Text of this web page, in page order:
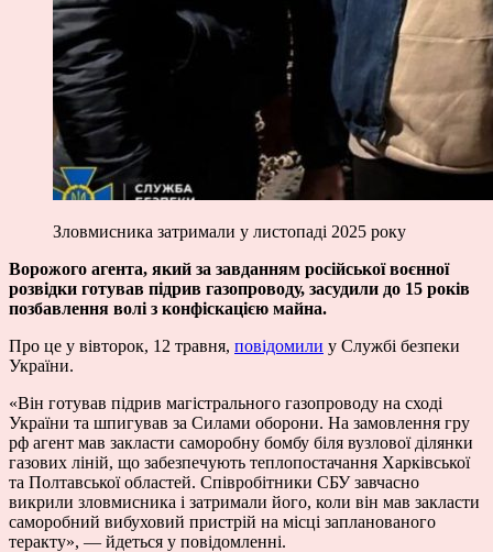
Зловмисника затримали у листопаді 2025 року
Ворожого агента, який за завданням російської воєнної
розвідки готував підрив газопроводу, засудили до 15 років
позбавлення волі з конфіскацією майна.
Про це у вівторок, 12 травня, повідомили у Службі безпеки
України.
«Він готував підрив магістрального газопроводу на сході
України та шпигував за Силами оборони. На замовлення гру
рф агент мав закласти саморобну бомбу біля вузлової ділянки
газових ліній, що забезпечують теплопостачання Харківської
та Полтавської областей. Співробітники СБУ завчасно
викрили зловмисника і затримали його, коли він мав закласти
саморобний вибуховий пристрій на місці запланованого
теракту», — йдеться у повідомленні.